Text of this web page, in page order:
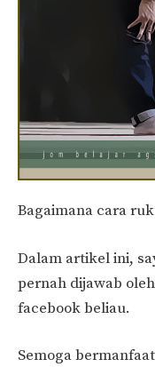
Bagaimana cara
Dalam artikel ini,
pernah dijawab oleh
facebook beliau.
Semoga